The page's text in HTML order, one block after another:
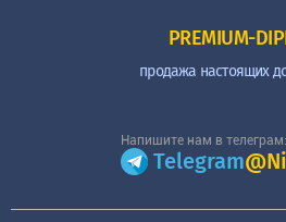
PREMIUM-
продажа настоящих
Напишите нам в телеграм:
Telegram